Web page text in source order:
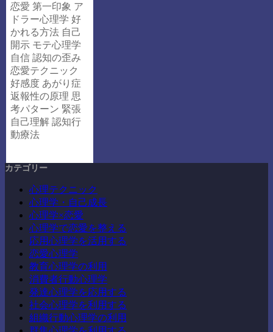
恋愛 第一印象 ア
ドラー心理学 好
かれる方法 自己
開示 モテ心理学
自信 認知の歪み
恋愛テクニック
好感度 あがり症
返報性の原理 思
考パターン 緊張
自己理解 認知行
動療法
カテゴリー
心理テクニック
心理学・自己成長
心理学×恋愛
心理学で恋愛を整える
応用心理学を活用する
恋愛心理学
教育心理学の利用
消費者行動心理学
発達心理学を応用する
社会心理学を利用する
組織行動心理学の利用